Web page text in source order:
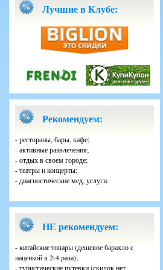
Лучшие в Клубе:
Рекомендуем:
- рестораны, бары, кафе;
- активные развлечения;
- отдых в своем городе;
- театры и концерты;
- диагностические мед. услуги.
НЕ рекомендуем:
- китайские товары (дешевое барахло с
наценкой в 2-4 раза);
- туристические путевки (скидок нет,